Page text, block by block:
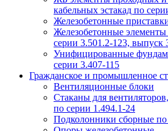
кабельных эстакад по
Железобетонные
Железобетонные
серии 3.501.2-123, выпуск
Унифицированные
серии 3.407-115
Гражданское и промышленное
Вентиляционные блоки
Стаканы для
по серии 1.494.1-24
Подколонники сборные по